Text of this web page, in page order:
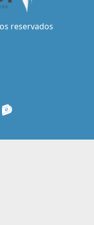
reservados